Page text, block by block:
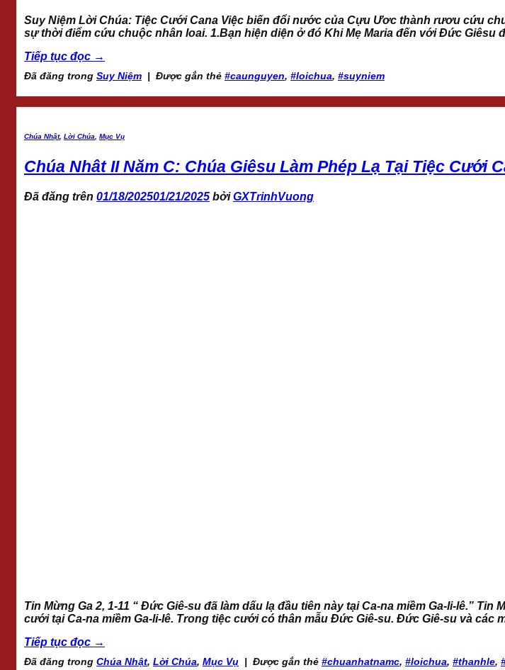
Suy Niệm Lời Chúa: Tiệc Cưới Cana Việc biến đổi nước của Cựu Ươc thành rươu cứu
sự thời điểm cứu chuộc nhân loai. 1.Bạn hiện diện ở đó Khi Mẹ Maria đến với Đức Giêsu
Tiếp tục đọc →
Đã đăng trong Suy Niệm | Được gắn thẻ #caunguyen, #loichua, #suyniem
Chúa Nhật, Lời Chúa Mục Vụ
Chúa Nhât II Năm C: Chúa Giêsu Làm Phép Lạ Tại Tiệc Cưới
Đã đăng trên 01/18/202501/21/2025 bởiGXTrinhVuong
Tin Mừng Ga 2, 1-11 “ Đức Giê-su đã làm dấu lạ đầu tiên này tại Ca-na miềm Ga-li-lê.”
cưới tại Ca-na miềm Ga-li-lê. Trong tiệc cưới có thân mẫu Đức Giê-su. Đức Giê-su và
Tiếp tục đọc →
Đã đăng trong Chúa Nhật, Lời Chúa, Mục Vụ | Được gắn thẻ #chuanhatnamc, #loichua, #thanhle,